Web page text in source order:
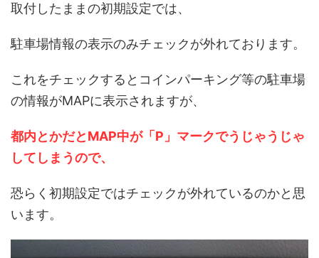
取付したままの初期設定では、
駐車場情報の表示のみチェックが外れております。
これをチェックするとコインパーキング等の駐車場
の情報がMAPに表示されますが、
都内とかだとMAP中が「P」マークでうじゃうじゃ
してしまうので、
恐らく初期設定ではチェックが外れているのかと思
います。